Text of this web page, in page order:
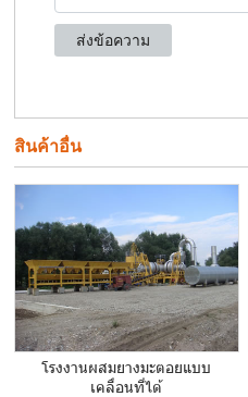
สินค้าอื่น
โรงงานผสมยางมะตอยแบบ
เคลื่อนที่ได้